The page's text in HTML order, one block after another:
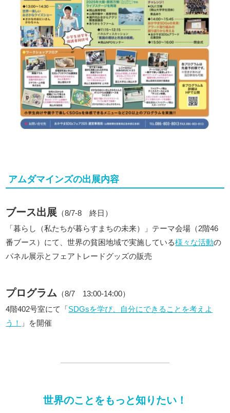
アムダマインズの出展内容
ブース出展 （8/7-8 終日）
「暮らし（私たちが暮らすまちの未来）」テーマ会場（2階46
番ブース）にて、世界の貧困地域で実施している様々な活動の
パネル展示とフェアトレードグッズの販売
プログラム （8/7 13:00-14:00）
4階402号室にて「SDGsを学び、自分にできることを考えよ
う！
」を開催
世界のことをもっと知りたい！